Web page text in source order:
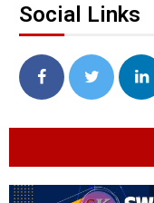
Social Links